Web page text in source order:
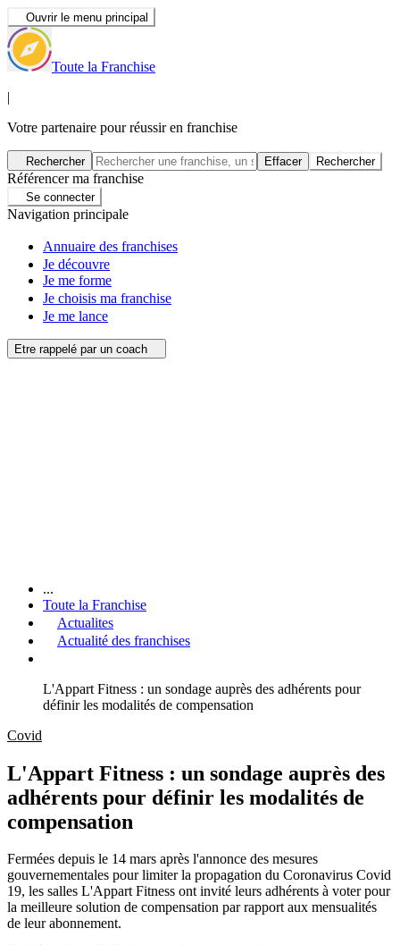
Ouvrir le menu principal
Toute la Franchise
|
Votre partenaire pour réussir en franchise
Rechercher Effacer Rechercher
Référencer ma franchise
Se connecter
Navigation principale
Annuaire des franchises
Je découvre
Je me forme
Je choisis ma franchise
Je me lance
Etre rappelé par un coach
...
Toute la Franchise
Actualites
Actualité des franchises
L'Appart Fitness : un sondage auprès des adhérents pour
définir les modalités de compensation
Covid
L'Appart Fitness : un sondage auprès des
adhérents pour définir les modalités de
compensation
Fermées depuis le 14 mars après l'annonce des mesures
gouvernementales pour limiter la propagation du Coronavirus Covid
19, les salles L'Appart Fitness ont invité leurs adhérents à voter pour
la meilleure solution de compensation par rapport aux mensualités
de leur abonnement.